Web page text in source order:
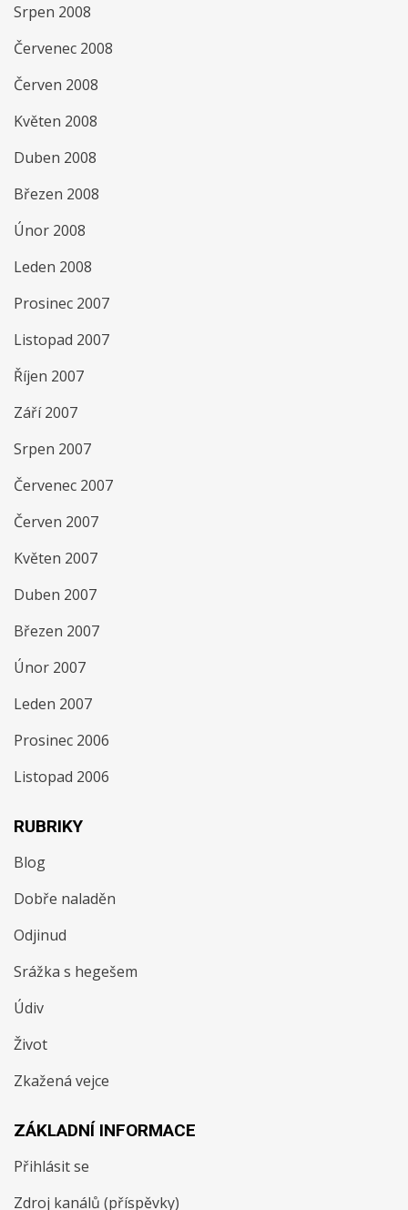
Srpen 2008
Červenec 2008
Červen 2008
Květen 2008
Duben 2008
Březen 2008
Únor 2008
Leden 2008
Prosinec 2007
Listopad 2007
Říjen 2007
Září 2007
Srpen 2007
Červenec 2007
Červen 2007
Květen 2007
Duben 2007
Březen 2007
Únor 2007
Leden 2007
Prosinec 2006
Listopad 2006
RUBRIKY
Blog
Dobře naladěn
Odjinud
Srážka s hegešem
Údiv
Život
Zkažená vejce
ZÁKLADNÍ INFORMACE
Přihlásit se
Zdroj kanálů (příspěvky)